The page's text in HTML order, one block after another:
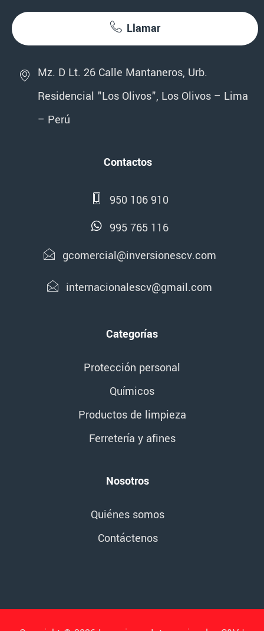
Llamar
Mz. D Lt. 26 Calle Mantaneros, Urb.
Residencial "Los Olivos", Los Olivos – Lima
– Perú
Contactos
950 106 910
995 765 116
gcomercial@inversionescv.com
internacionalescv@gmail.com
Categorías
Protección personal
Químicos
Productos de limpieza
Ferretería y afines
Nosotros
Quiénes somos
Contáctenos